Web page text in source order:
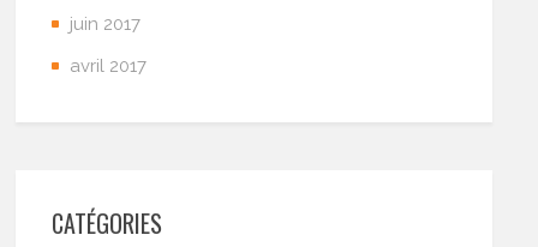
juin 2017
avril 2017
CATÉGORIES